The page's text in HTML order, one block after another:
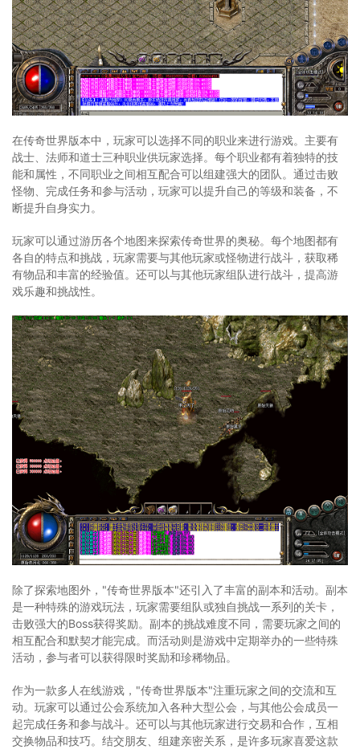
在传奇世界版本中，玩家可以选择不同的职业来进行游戏。主要有
战士、法师和道士三种职业供玩家选择。每个职业都有着独特的技
能和属性，不同职业之间相互配合可以组建强大的团队。通过击败
怪物、完成任务和参与活动，玩家可以提升自己的等级和装备，不
断提升自身实力。
玩家可以通过游历各个地图来探索传奇世界的奥秘。每个地图都有
各自的特点和挑战，玩家需要与其他玩家或怪物进行战斗，获取稀
有物品和丰富的经验值。还可以与其他玩家组队进行战斗，提高游
戏乐趣和挑战性。
除了探索地图外，"传奇世界版本"还引入了丰富的副本和活动。副本
是一种特殊的游戏玩法，玩家需要组队或独自挑战一系列的关卡，
击败强大的Boss获得奖励。副本的挑战难度不同，需要玩家之间的
相互配合和默契才能完成。而活动则是游戏中定期举办的一些特殊
活动，参与者可以获得限时奖励和珍稀物品。
作为一款多人在线游戏，"传奇世界版本"注重玩家之间的交流和互
动。玩家可以通过公会系统加入各种大型公会，与其他公会成员一
起完成任务和参与战斗。还可以与其他玩家进行交易和合作，互相
交换物品和技巧。结交朋友、组建亲密关系，是许多玩家喜爱这款